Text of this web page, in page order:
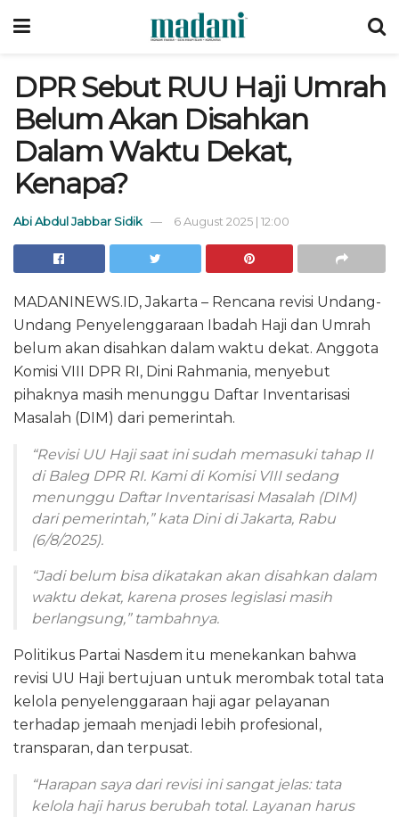
DPR Sebut RUU Haji Umrah
Belum Akan Disahkan
Dalam Waktu Dekat,
Kenapa?
Abi Abdul Jabbar Sidik 6 August 2025 | 12:00
MADANINEWS.ID, Jakarta – Rencana revisi Undang-
Undang Penyelenggaraan Ibadah Haji dan Umrah
belum akan disahkan dalam waktu dekat. Anggota
Komisi VIII DPR RI, Dini Rahmania, menyebut
pihaknya masih menunggu Daftar Inventarisasi
Masalah (DIM) dari pemerintah.
“Revisi UU Haji saat ini sudah memasuki tahap II
di Baleg DPR RI. Kami di Komisi VIII sedang
menunggu Daftar Inventarisasi Masalah (DIM)
dari pemerintah,” kata Dini di Jakarta, Rabu
(6/8/2025).
“Jadi belum bisa dikatakan akan disahkan dalam
waktu dekat, karena proses legislasi masih
berlangsung,” tambahnya.
Politikus Partai Nasdem itu menekankan bahwa
revisi UU Haji bertujuan untuk merombak total tata
kelola penyelenggaraan haji agar pelayanan
terhadap jemaah menjadi lebih profesional,
transparan, dan terpusat.
“Harapan saya dari revisi ini sangat jelas: tata
kelola haji harus berubah total. Layanan harus